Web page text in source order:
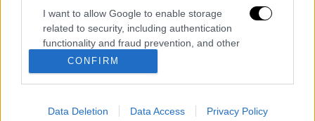
I want to allow Google to enable storage
related to security, including authentication
functionality and fraud prevention, and other
user protection.
CONFIRM
Data Deletion Data Access Privacy Policy
Ιστορίας!
Ελισάβετ Κωνσταντινίδου στο ethnos.gr:
«Κάθε πόλεμος είναι ένας εμφύλιος, όλοι
είμαστε αδέλφια»
Στο «μικροσκόπιο» ο ρόλος του